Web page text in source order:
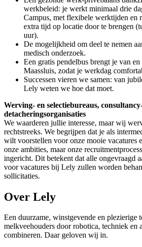
werkbeleid: je werkt minimaal drie
Campus, met flexibele werktijden en
extra tijd op locatie door te brengen
uur).
De mogelijkheid om deel te nemen
medisch onderzoek.
Een gratis pendelbus brengt je van
Maassluis, zodat je werkdag
Successen vieren we samen: van
Lely weten we hoe dat moet.
Werving- en selectiebureaus,
detacheringsorganisaties
We waarderen jullie interesse, maar wij
rechtstreeks. We begrijpen dat je als
wilt voorstellen voor onze mooie vacatures
onze ambities, maar onze
ingericht. Dit betekent dat alle ongevraagd
voor vacatures bij Lely zullen worden
sollicitaties.
Over Lely
Een duurzame, winstgevende en plezierige
melkveehouders door robotica, techniek en
combineren. Daar geloven wij in.